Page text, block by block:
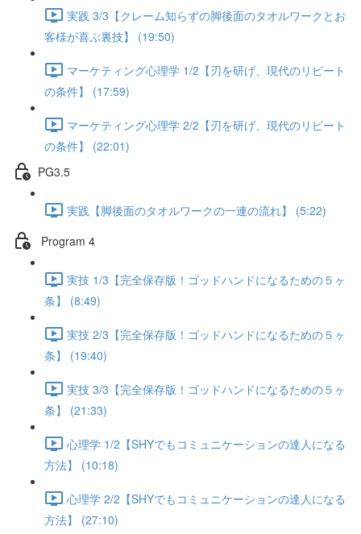
実践 3/3【クレーム知らずの脚後面のタオルワークとお
客様が喜ぶ裏技】 (19:50)
マーケティング心理学 1/2【刃を研げ、現代のリピート
の条件】 (17:59)
マーケティング心理学 2/2【刃を研げ、現代のリピート
の条件】 (22:01)
PG3.5
実践【脚後面のタオルワークの一連の流れ】 (5:22)
Program 4
実技 1/3【完全保存版！ゴッドハンドになるための５ヶ
条】 (8:49)
実技 2/3【完全保存版！ゴッドハンドになるための５ヶ
条】 (19:40)
実技 3/3【完全保存版！ゴッドハンドになるための５ヶ
条】 (21:33)
心理学 1/2【SHYでもコミュニケーションの達人になる
方法】 (10:18)
心理学 2/2【SHYでもコミュニケーションの達人になる
方法】 (27:10)